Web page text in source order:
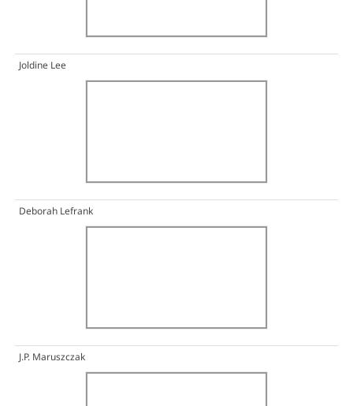
Joldine Lee
Deborah Lefrank
J.P. Maruszczak